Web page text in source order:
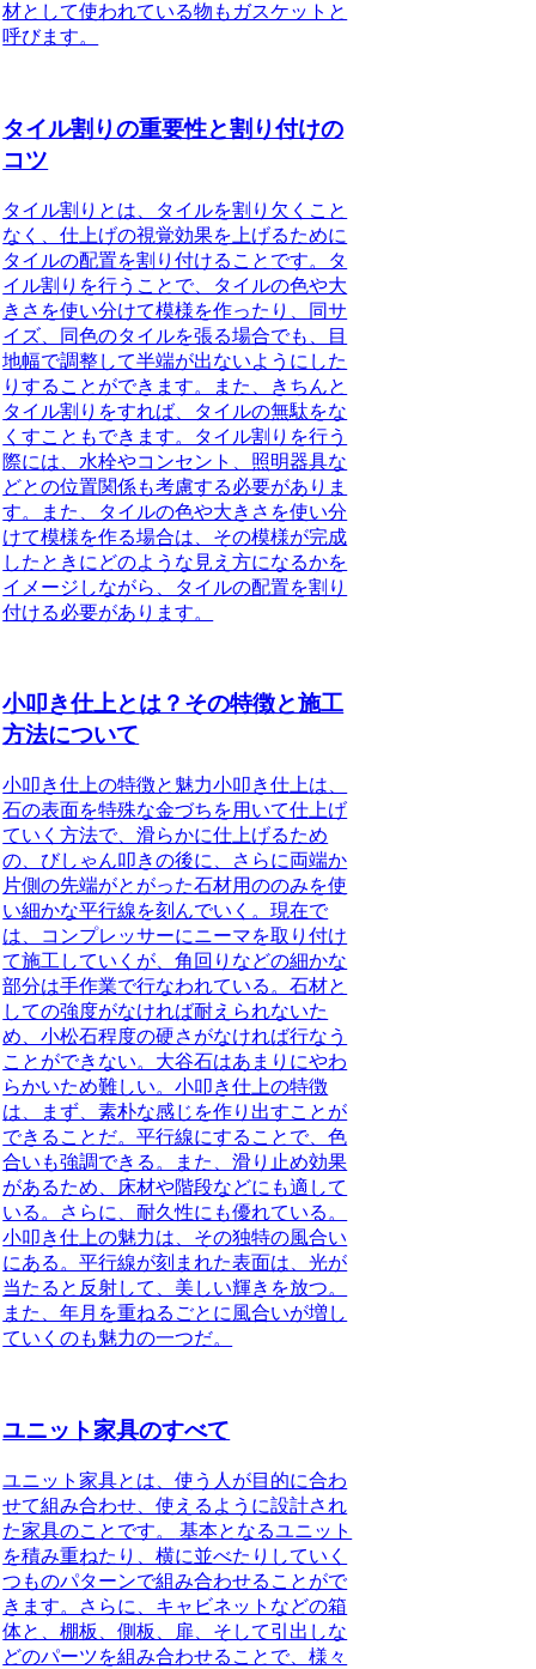
材として使われている物もガスケットと
呼びます。
タイル割りの重要性と割り付けの
コツ
タイル割りとは、タイルを割り欠くこと
なく、仕上げの視覚効果を上げるために
タイルの配置を割り付けること です。タ
イル割りを行うことで、タイルの色や大
きさを使い分けて模様を作ったり、同サ
イズ、同色のタイルを張る場合でも、目
地幅で調整して半端が出ないようにした
りすることができます。また、きちんと
タイル割りをすれば、タイルの無駄をな
くすこともできます。タイル割りを行う
際には、水栓やコンセント、照明器具な
どとの位置関係も考慮する必要がありま
す。また、タイルの色や大きさを使い分
けて模様を作る場合は、その模様が完成
したときにどのような見え方になるかを
イメージしながら、タイルの配置を割り
付ける必要があります。
小叩き仕上とは？その特徴と施工
方法について
小叩き仕上の特徴と魅力小叩き仕上は、
石の表面を特殊な金づちを用いて仕上げ
ていく方法で、滑らかに仕上げるため
の、びしゃん叩きの後に、さらに両端か
片側の先端がとがった石材用ののみを使
い細かな平行線を刻んでいく。現在で
は、コンプレッサーにニーマを取り付け
て施工していくが、角回りなどの細かな
部分は手作業で行なわれている。石材と
しての強度がなければ耐えられないた
め、小松石程度の硬さがなければ行なう
ことができない。大谷石はあまりにやわ
らかいため難しい。小叩き仕上の特徴
は、まず、素朴な感じを作り出すことが
できることだ。平行線にすることで、色
合いも強調できる。また、滑り止め効果
があるため、床材や階段などにも適して
いる。さらに、耐久性にも優れている。
小叩き仕上の魅力は、その独特の風合い
にある。平行線が刻まれた表面は、光が
当たると反射して、美しい輝きを放つ。
また、年月を重ねるごとに風合いが増し
ていくのも魅力の一つだ。
ユニット家具のすべて
ユニット家具とは、使う人が目的に合わ
せて組み合わせ、使えるように設計され
た家具のことです。
基本となるユニット
を積み重ねたり、横に並べたりしていく
つものパターンで組み合わせることがで
きます。さらに、キャビネットなどの箱
体と、棚板、側板、扉、そして引出しな
どのパーツを組み合わせることで、様々